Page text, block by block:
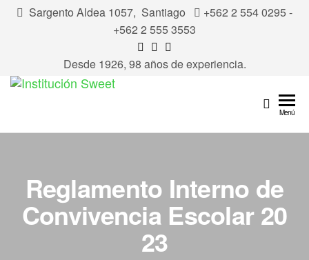
Sargento Aldea 1057, Santiago
+562 2 554 0295 -
+562 2 555 3553
Desde 1926, 98 años de experiencia.
Menú
Reglamento Interno de
Convivencia Escolar 20
23